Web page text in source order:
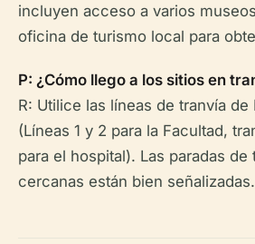
incluyen acceso a varios
oficina de turismo local para
P: ¿Cómo llego a los sitios en
R: Utilice las líneas de tranvía
(Líneas 1 y 2 para la Facultad,
para el hospital). Las paradas de
cercanas están bien señalizadas.